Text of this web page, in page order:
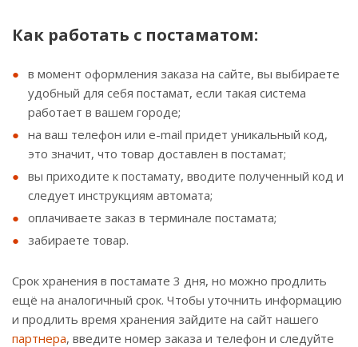
Как работать с постаматом:
в момент оформления заказа на сайте, вы выбираете
удобный для себя постамат, если такая система
работает в вашем городе;
на ваш телефон или e-mail придет уникальный код,
это значит, что товар доставлен в постамат;
вы приходите к постамату, вводите полученный код и
следует инструкциям автомата;
оплачиваете заказ в терминале постамата;
забираете товар.
Срок хранения в постамате 3 дня, но можно продлить
ещё на аналогичный срок. Чтобы уточнить информацию
и продлить время хранения зайдите на сайт нашего
партнера, введите номер заказа и телефон и следуйте